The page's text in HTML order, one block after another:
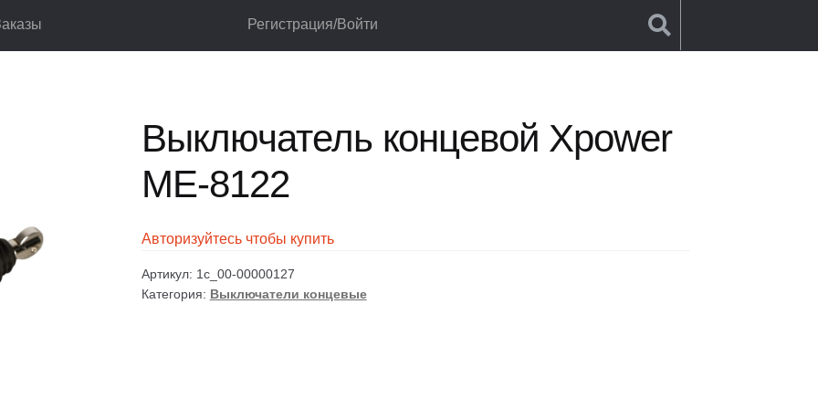
Регистрация/Войти
Выключатель концевой Xpower МЕ-8122
Выключатель концевой Xpower
МЕ-8122
Авторизуйтесь чтобы купить
Артикул: 1c_00-00000127
Категория: Выключатели концевые